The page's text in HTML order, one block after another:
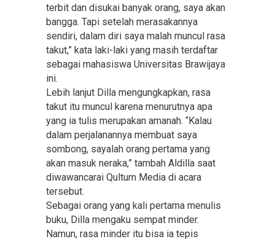
terbit dan disukai banyak orang, saya akan
bangga. Tapi setelah merasakannya
sendiri, dalam diri saya malah muncul rasa
takut,” kata laki-laki yang masih terdaftar
sebagai mahasiswa Universitas Brawijaya
ini.
Lebih lanjut Dilla mengungkapkan, rasa
takut itu muncul karena menurutnya apa
yang ia tulis merupakan amanah. “Kalau
dalam perjalanannya membuat saya
sombong, sayalah orang pertama yang
akan masuk neraka,” tambah Aldilla saat
diwawancarai Qultum Media di acara
tersebut.
Sebagai orang yang kali pertama menulis
buku, Dilla mengaku sempat minder.
Namun, rasa minder itu bisa ia tepis